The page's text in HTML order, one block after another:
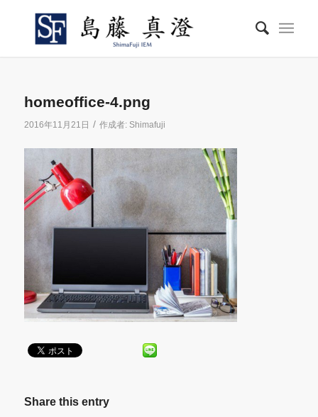
homeoffice-4.png
2016年11月21日 / 作成者: Shimafuji
Share this entry